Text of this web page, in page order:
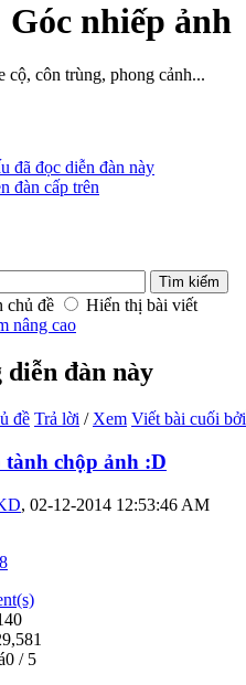
Góc nhiếp ảnh
cộ, côn trùng, phong cảnh...
đã đọc diễn đàn này
đàn cấp trên
chủ đề
Hiển thị bài viết
nâng cao
đàn này
đề Trả lời / Xem Viết bài cuối bởi
tành chộp ảnh :D
‎, 02-12-2014 12:53:46 AM
8
/ 5